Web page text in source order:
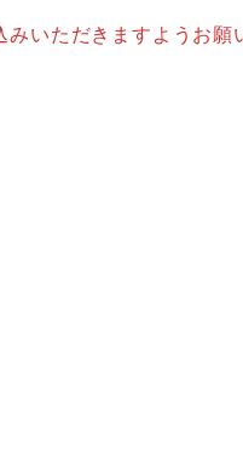
いただきますようお願